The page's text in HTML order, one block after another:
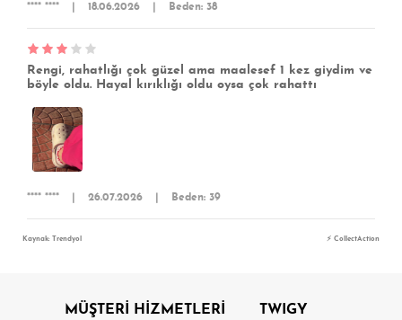
**** **** 18.06.2026 Beden: 38
Rengi, rahatlığı çok güzel ama maalesef 1 kez giydim ve
böyle oldu. Hayal kırıklığı oldu oysa çok rahattı
**** **** 26.07.2026 Beden: 39
Kaynak: Trendyol ⚡ CollectAction
MÜŞTERİ HİZMETLERİ TWIGY